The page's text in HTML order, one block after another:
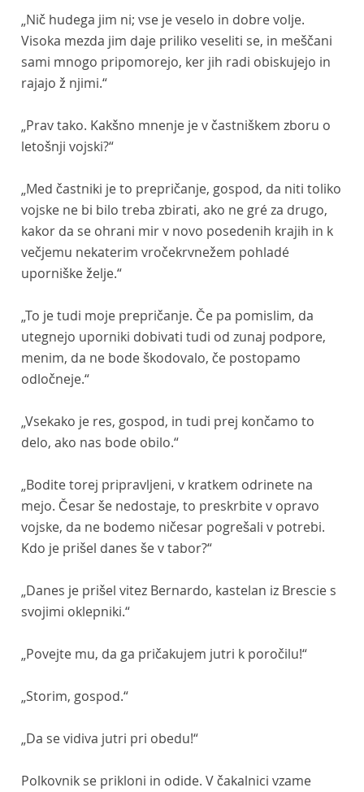
„Nič hudega jim ni; vse je veselo in dobre volje.
Visoka mezda jim daje priliko veseliti se, in meščani
sami mnogo pripomorejo, ker jih radi obiskujejo in
rajajo ž njimi.“
„Prav tako. Kakšno mnenje je v častniškem zboru o
letošnji vojski?“
„Med častniki je to prepričanje, gospod, da niti toliko
vojske ne bi bilo treba zbirati, ako ne gré za drugo,
kakor da se ohrani mir v novo posedenih krajih in k
večjemu nekaterim vročekrvnežem pohladé
uporniške želje.“
„To je tudi moje prepričanje. Če pa pomislim, da
utegnejo uporniki dobivati tudi od zunaj podpore,
menim, da ne bode škodovalo, če postopamo
odločneje.“
„Vsekako je res, gospod, in tudi prej končamo to
delo, ako nas bode obilo.“
„Bodite torej pripravljeni, v kratkem odrinete na
mejo. Česar še nedostaje, to preskrbite v opravo
vojske, da ne bodemo ničesar pogrešali v potrebi.
Kdo je prišel danes še v tabor?“
„Danes je prišel vitez Bernardo, kastelan iz Brescie s
svojimi oklepniki.“
„Povejte mu, da ga pričakujem jutri k poročilu!“
„Storim, gospod.“
„Da se vidiva jutri pri obedu!“
Polkovnik se prikloni in odide. V čakalnici vzame